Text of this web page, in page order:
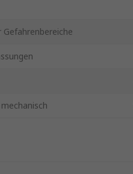
Gefahrenbereiche